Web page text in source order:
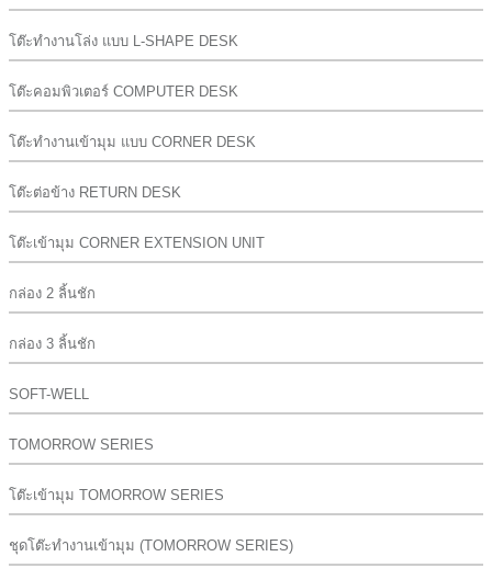
โต๊ะทำงานโล่ง แบบ L-SHAPE DESK
โต๊ะคอมพิวเตอร์ COMPUTER DESK
โต๊ะทำงานเข้ามุม แบบ CORNER DESK
โต๊ะต่อข้าง RETURN DESK
โต๊ะเข้ามุม CORNER EXTENSION UNIT
กล่อง 2 ลิ้นชัก
กล่อง 3 ลิ้นชัก
SOFT-WELL
TOMORROW SERIES
โต๊ะเข้ามุม TOMORROW SERIES
ชุดโต๊ะทำงานเข้ามุม (TOMORROW SERIES)